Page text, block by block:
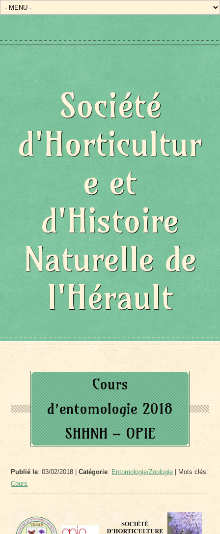
Société
d'Horticultur
e et
d'Histoire
Naturelle de
l'Hérault
Cours
d’entomologie 2018
SHHNH – OPIE
Publié le: 03/02/2018 |Catégorie: Entomologie/Zoologie | Mots clés:
Cours